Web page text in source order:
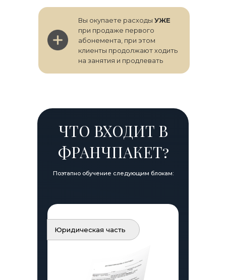
Вы окупаете расходы УЖЕ
при продаже первого
абонемента, при этом
клиенты продолжают ходить
на занятия и продлевать
ЧТО ВХОДИТ В
ФРАНЧПАКЕТ?
Поэтапно обучение следующим блокам:
Юридическая часть